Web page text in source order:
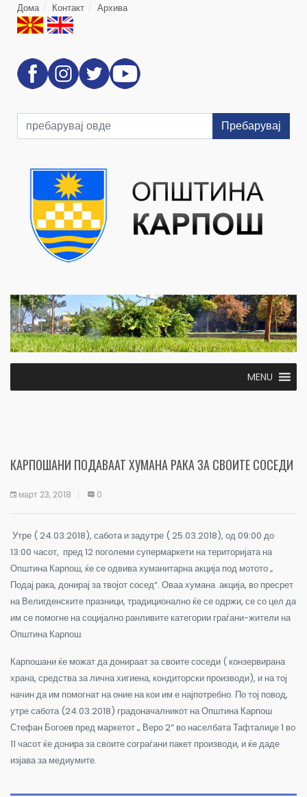
Дома Контакт Архива
Пребарувај
MENU
КАРПОШАНИ ПОДАВААТ ХУМАНА РАКА ЗА СВОИТЕ СОСЕДИ
март 23, 2018 0
Утре ( 24.03.2018), сабота и задутре ( 25.03.2018), од 09:00 до
13:00 часот, пред 12 поголеми супермаркети на територијата на
Општина Карпош, ќе се одвива хуманитарна акција под мотото „
Подај рака, донирај за твојот сосед“. Оваа хумана акција, во пресрет
на Велигденските празници, традиционално ќе се одржи, се со цел да
им се помогне на социјално ранливите категории граѓани-жители на
Општина Карпош.
Карпошани ќе можат да донираат за своите соседи ( конзервирана
храна, средства за лична хигиена, кондиторски производи), и на тој
начин да им помогнат на оние на кои им е најпотребно. По тој повод,
утре сабота (24.03.2018) градоначалникот на Општина Карпош
Стефан Богоев пред маркетот „ Веро 2“ во населбата Тафталиџе 1 во
11 часот ќе донира за своите сограѓани пакет производи, и ќе даде
изјава за медиумите.